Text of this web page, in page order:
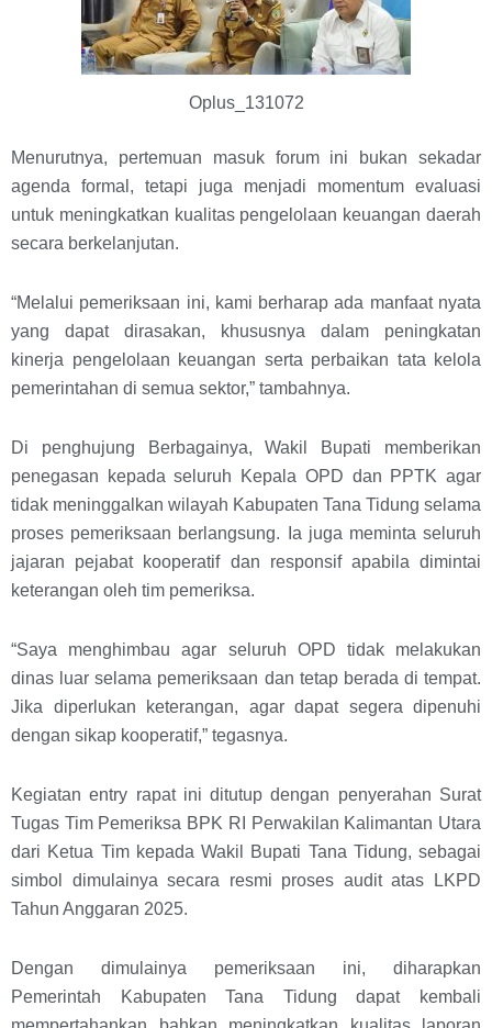
Oplus_131072
Menurutnya, pertemuan masuk forum ini bukan sekadar
agenda formal, tetapi juga menjadi momentum evaluasi
untuk meningkatkan kualitas pengelolaan keuangan daerah
secara berkelanjutan.
“Melalui pemeriksaan ini, kami berharap ada manfaat nyata
yang dapat dirasakan, khususnya dalam peningkatan
kinerja pengelolaan keuangan serta perbaikan tata kelola
pemerintahan di semua sektor,” tambahnya.
Di penghujung Berbagainya, Wakil Bupati memberikan
penegasan kepada seluruh Kepala OPD dan PPTK agar
tidak meninggalkan wilayah Kabupaten Tana Tidung selama
proses pemeriksaan berlangsung. Ia juga meminta seluruh
jajaran pejabat kooperatif dan responsif apabila dimintai
keterangan oleh tim pemeriksa.
“Saya menghimbau agar seluruh OPD tidak melakukan
dinas luar selama pemeriksaan dan tetap berada di tempat.
Jika diperlukan keterangan, agar dapat segera dipenuhi
dengan sikap kooperatif,” tegasnya.
Kegiatan entry rapat ini ditutup dengan penyerahan Surat
Tugas Tim Pemeriksa BPK RI Perwakilan Kalimantan Utara
dari Ketua Tim kepada Wakil Bupati Tana Tidung, sebagai
simbol dimulainya secara resmi proses audit atas LKPD
Tahun Anggaran 2025.
Dengan dimulainya pemeriksaan ini, diharapkan
Pemerintah Kabupaten Tana Tidung dapat kembali